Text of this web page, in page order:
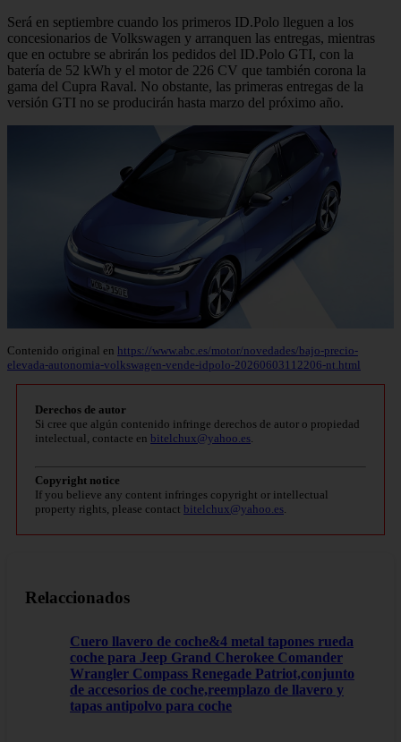
Será en septiembre cuando los primeros ID.Polo lleguen a los
concesionarios de Volkswagen y arranquen las entregas, mientras
que en octubre se abrirán los pedidos del ID.Polo GTI, con la
batería de 52 kWh y el motor de 226 CV que también corona la
gama del Cupra Raval. No obstante, las primeras entregas de la
versión GTI no se producirán hasta marzo del próximo año.
Contenido original en https://www.abc.es/motor/novedades/bajo-precio-
elevada-autonomia-volkswagen-vende-idpolo-20260603112206-nt.html
Derechos de autor
Si cree que algún contenido infringe derechos de autor o propiedad
intelectual, contacte en bitelchux@yahoo.es.
Copyright notice
If you believe any content infringes copyright or intellectual
property rights, please contact bitelchux@yahoo.es.
Relaccionados
Cuero llavero de coche&4 metal tapones rueda
coche para Jeep Grand Cherokee Comander
Wrangler Compass Renegade Patriot,conjunto
de accesorios de coche,reemplazo de llavero y
tapas antipolvo para coche